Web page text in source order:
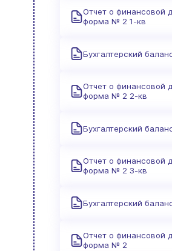
Отчет о финансовой
форма № 2 1-кв
Бухгалтерский
Отчет о финансовой
форма № 2 2-кв
Бухгалтерский
Отчет о финансовой
форма № 2 3-кв
Бухгалтерский
Отчет о финансовой
форма № 2